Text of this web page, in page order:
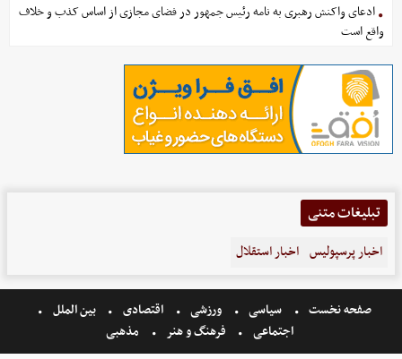
ادعای واکنش رهبری به نامه رئیس جمهور در فضای مجازی از اساس کذب و خلاف
واقع است
تبلیغات متنی
اخبار پرسپولیس اخبار استقلال
صفحه نخست سیاسی ورزشی اقتصادی
بین الملل
اجتماعی
فرهنگ و هنر مذهبی